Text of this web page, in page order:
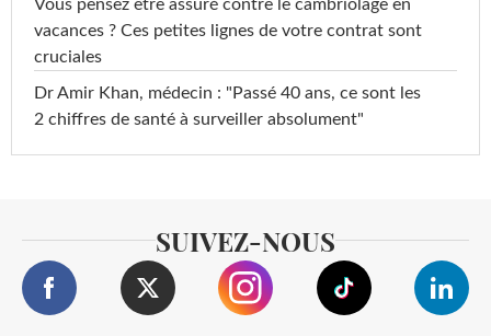
Vous pensez être assuré contre le cambriolage en
vacances ? Ces petites lignes de votre contrat sont
cruciales
Dr Amir Khan, médecin : "Passé 40 ans, ce sont les
2 chiffres de santé à surveiller absolument"
SUIVEZ-NOUS